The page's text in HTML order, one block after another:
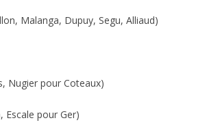
Malanga, Dupuy, Segu, Alliaud)
Nugier pour Coteaux)
Escale pour Ger)